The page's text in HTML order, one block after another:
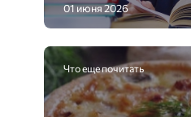
01 июня 2026
Что еще почитать